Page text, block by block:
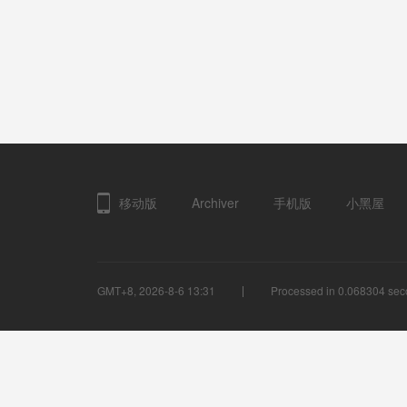
移动版 Archiver 手机版 小黑屋
GMT+8, 2026-8-6 13:31 Processed in 0.068304